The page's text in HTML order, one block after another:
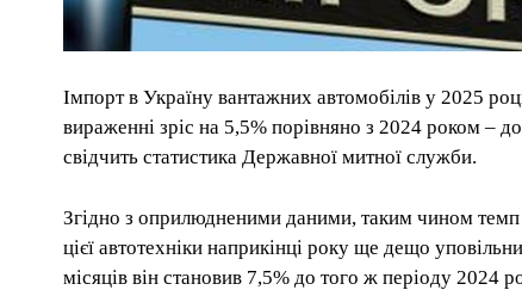
Імпорт в Україну вантажних автомобілів у 2025
вираженні зріс на 5,5% порівняно з 2024 роком –
свідчить статистика Державної митної служби.
Згідно з оприлюдненими даними, таким чином
цієї автотехніки наприкінці року ще дещо
місяців він становив 7,5% до того ж періоду 2024